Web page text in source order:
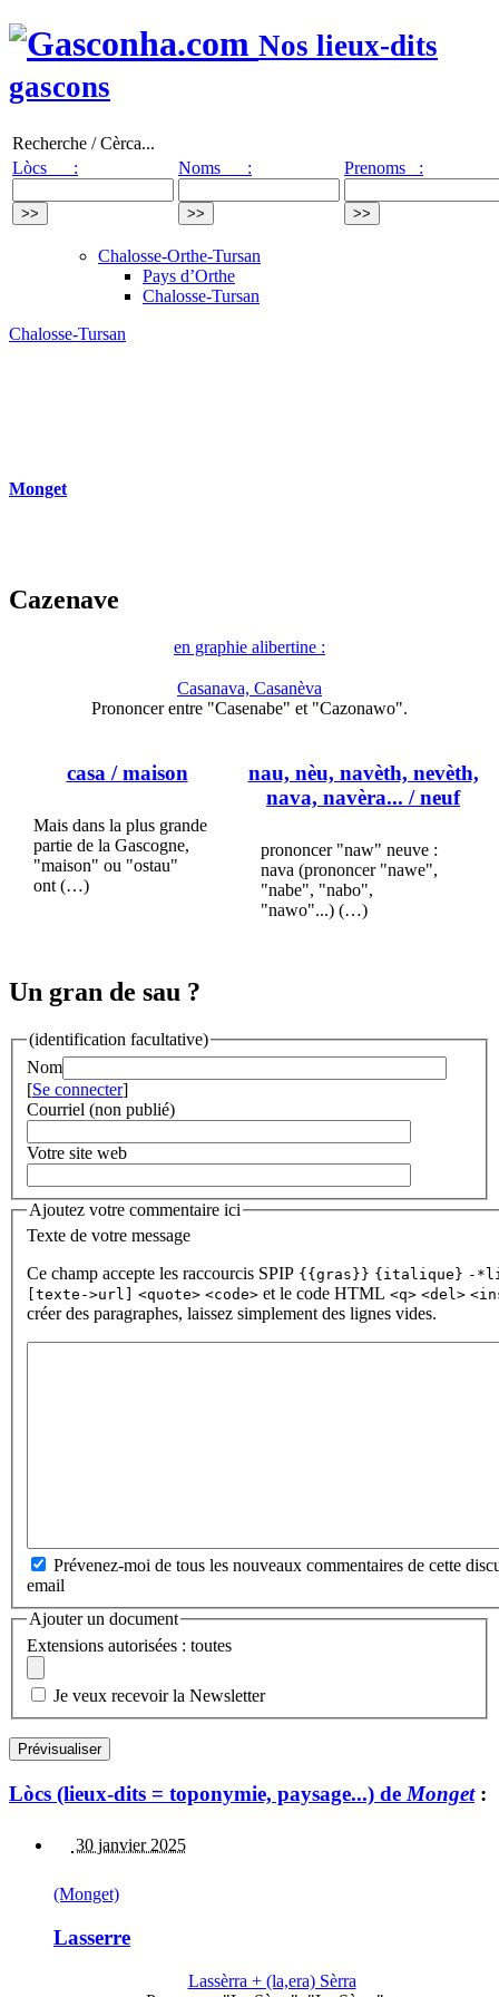
Nos lieux-dits
gascons
Recherche / Cèrca...
Lòcs :
Noms : Prenoms :
Chalosse-Orthe-Tursan
Pays d’Orthe
Chalosse-Tursan
Chalosse-Tursan
Monget
Cazenave
en graphie alibertine :
Casanava, Casanèva
Prononcer entre "Casenabe" et "Cazonawo".
casa / maison
Mais dans la plus grande
partie de la Gascogne,
"maison" ou "ostau"
ont (…)
nau, nèu, navèth, nevèth,
nava, navèra... / neuf
prononcer "naw" neuve :
nava (prononcer "nawe",
"nabe", "nabo",
"nawo"...) (…)
Un gran de sau ?
(identification facultative)
Nom
[Se connecter]
Courriel (non publié)
Votre site web
Ajoutez votre commentaire ici
Texte de votre message
Ce champ accepte les raccourcis SPIP {{gras}} {italique} -
[texte->url]
<quote> <code> et le code HTML <q> <del>
créer des paragraphes, laissez simplement des lignes vides.
Prévenez-moi de tous les nouveaux commentaires de cette
email
Ajouter un document
Extensions autorisées : toutes
Je veux recevoir la Newsletter
Lòcs (lieux-dits = toponymie, paysage...) de Monget:
30 janvier 2025
(Monget)
Lasserre
Lassèrra + (la,era) Sèrra